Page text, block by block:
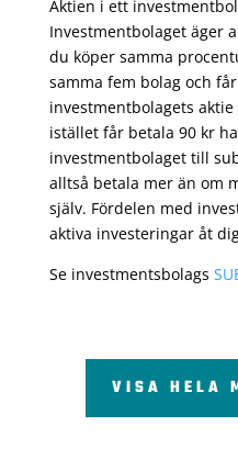
Aktien i ett
Investmentbolaget äger
du köper samma
samma fem bolag och
investmentbolagets
istället får betala 90 kr
investmentbolaget till
alltså betala mer än om
själv. Fördelen med
aktiva investeringar åt
Se investmentsbolags
VISA HELA